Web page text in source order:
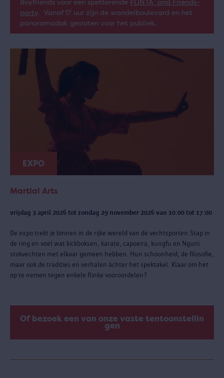
Boyfriends voor een spetterende FLINTA and Friends-
party. Vanaf 17 uur zijn de wandelboulevard en het
panoramadak gesloten voor het publiek.
EXPO
Martial Arts
vrijdag 3 april 2026 tot zondag 29 november 2026 van 10:00 tot 17:00
De expo trekt je binnen in de rijke wereld van de vechtsporten.Stap in
de ring en voel wat kickboksen, karate, capoeira, kungfu en Nguni
stokvechten met elkaar gemeen hebben. Hun schoonheid, de filosofie,
maar ook de tradities en verhalen áchter het spektakel. Klaar om het
op te nemen tegen enkele flinke vooroordelen?
Of bezoek een van onze vaste tentoonstellin
gen